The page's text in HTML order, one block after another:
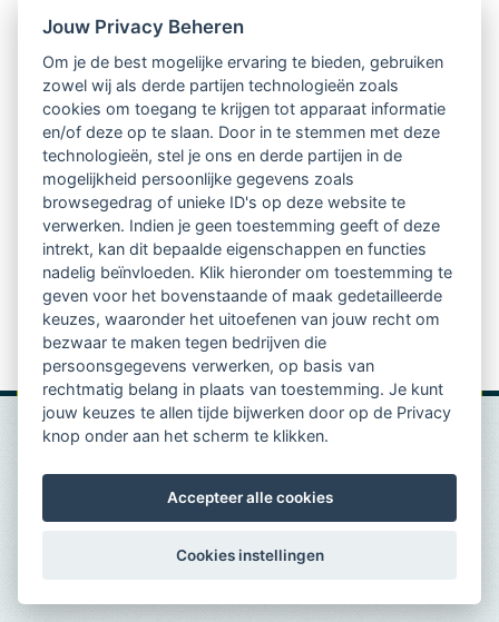
in september. Meer informatie volgt nog.
Geweldloze Communicatie helpt ons stevig in het
leven te staan, te zeggen wat we willen én te horen
waar het de ander om gaat. Het is een taal van
mededogen waarmee we de machtsstrijd overstijgen
en bewegen naar samenwerking en vertrouwen. Zo
verloopt de communicatie ontwapenend, doeltreffend
en verbindend. Deze workshop staat gepland voor
november dit jaar. Meer informatie volgt nog.
Jouw Privacy Beheren
Om je de best mogelijke ervaring te bieden, gebruiken
zowel wij als derde partijen technologieën zoals
cookies om toegang te krijgen tot apparaat informatie
en/of deze op te slaan. Door in te stemmen met deze
technologieën, stel je ons en derde partijen in de
mogelijkheid persoonlijke gegevens zoals
browsegedrag of unieke ID's op deze website te
verwerken. Indien je geen toestemming geeft of deze
intrekt, kan dit bepaalde eigenschappen en functies
nadelig beïnvloeden. Klik hieronder om toestemming te
geven voor het bovenstaande of maak gedetailleerde
keuzes, waaronder het uitoefenen van jouw recht om
bezwaar te maken tegen bedrijven die
persoonsgegevens verwerken, op basis van
rechtmatig belang in plaats van toestemming. Je kunt
jouw keuzes te allen tijde bijwerken door op de Privacy
knop onder aan het scherm te klikken.
Accepteer alle cookies
Cookies instellingen